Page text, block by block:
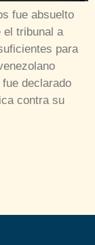
fue absuelto
el tribunal a
para
declarado
contra su